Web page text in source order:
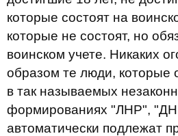
которые состоят на
которые не состоят, но
воинском учете. Никаких
образом те люди, которые
в так называемых
формированиях "ЛНР",
автоматически подлежат